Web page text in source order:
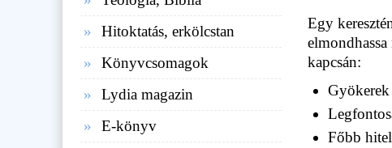
Egy
kapcsán:
Gyökerek
Főbb
Hitoktatás, erkölcstan
Könyvcsomagok
Lydia magazin
E-könyv